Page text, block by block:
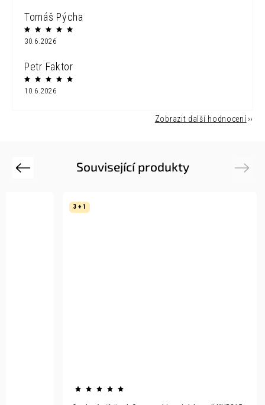
Tomáš Pýcha
30.6.2026
Petr Faktor
10.6.2026
Zobrazit další hodnocení
Související produkty
Previous
3 + 1
Next